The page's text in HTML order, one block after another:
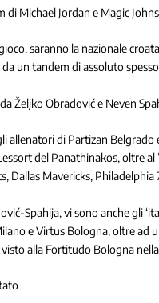
di Michael Jordan e Magic
saranno la nazionale
un tandem di assoluto
Željko Obradović e Neven
allenatori di Partizan
del Panathinakos, oltre
Dallas Mavericks,
Spahija, vi sono anche gli
e Virtus Bologna, oltre ad
alla Fortitudo Bologna